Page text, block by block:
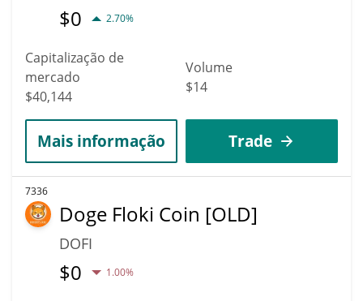
$0 2.70%
Capitalização de
mercado
$40,144
Volume
$14
Mais informação Trade
7336
Doge Floki Coin [OLD]
DOFI
$0 1.00%